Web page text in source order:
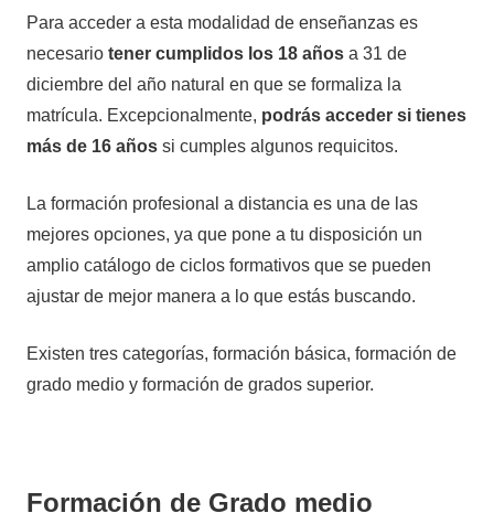
Para acceder a esta modalidad de enseñanzas es
necesario tener cumplidos los 18 años a 31 de
diciembre del año natural en que se formaliza la
matrícula. Excepcionalmente, podrás acceder si tienes
más de 16 años si cumples algunos requicitos.
La formación profesional a distancia es una de las
mejores opciones, ya que pone a tu disposición un
amplio catálogo de ciclos formativos que se pueden
ajustar de mejor manera a lo que estás buscando.
Existen tres categorías, formación básica, formación de
grado medio y formación de grados superior.
Formación de Grado medio